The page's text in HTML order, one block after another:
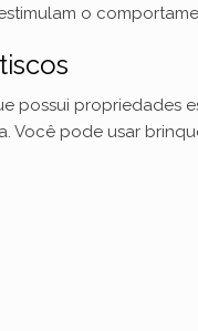
o
propriedades
Você pode usar